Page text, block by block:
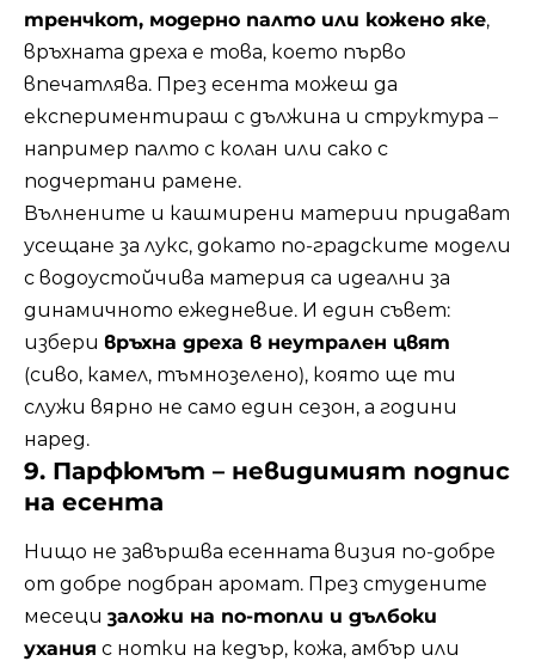
тренчкот, модерно палто или кожено яке,
връхната дреха е това, което първо
впечатлява. През есента можеш да
експериментираш с дължина и структура –
например палто с колан или сако с
подчертани рамене.
Вълнените и кашмирени материи придават
усещане за лукс, докато по-градските модели
с водоустойчива материя са идеални за
динамичното ежедневие. И един съвет:
избери връхна дреха в неутрален цвят
(сиво, камел, тъмнозелено), която ще ти
служи вярно не само един сезон, а години
наред.
9. Парфюмът – невидимият подпис
на есента
Нищо не завършва есенната визия по-добре
от добре подбран аромат. През студените
месеци заложи на по-топли и дълбоки
ухания с нотки на кедър, кожа, амбър или